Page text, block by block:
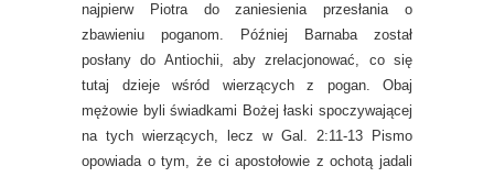
najpierw Piotra do zaniesienia przesłania o
zbawieniu poganom. Później Barnaba został
posłany do Antiochii, aby zrelacjonować, co się
tutaj dzieje wśród wierzących z pogan. Obaj
mężowie byli świadkami Bożej łaski spoczywającej
na tych wierzących, lecz w Gal. 2:11-13 Pismo
opowiada o tym, że ci apostołowie z ochotą jadali